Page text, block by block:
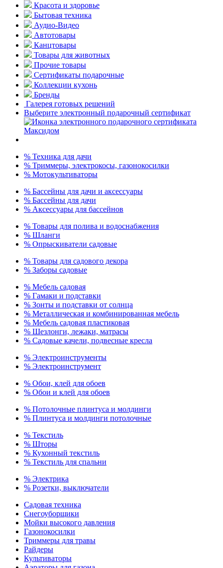
Красота и здоровье
Бытовая техника
Аудио-Видео
Автотовары
Канцтовары
Товары для животных
Прочие товары
Сертификаты подарочные
Коллекции кухонь
Бренды
Галерея готовых решений
Выберите электронный подарочный сертификат
% Техника для дачи
% Триммеры, электрокосы, газонокосилки
% Мотокультиваторы
% Бассейны для дачи и аксессуары
% Бассейны для дачи
% Аксессуары для бассейнов
% Товары для полива и водоснабжения
% Шланги
% Опрыскиватели садовые
% Товары для садового декора
% Заборы садовые
% Мебель садовая
% Гамаки и подставки
% Зонты и подставки от солнца
% Металлическая и комбинированная мебель
% Мебель садовая пластиковая
% Шезлонги, лежаки, матрасы
% Садовые качели, подвесные кресла
% Электроинструменты
% Электроинструмент
% Обои, клей для обоев
% Обои и клей для обоев
% Потолочные плинтуса и молдинги
% Плинтуса и молдинги потолочные
% Текстиль
% Шторы
% Кухонный текстиль
% Текстиль для спальни
% Электрика
% Розетки, выключатели
Садовая техника
Снегоуборщики
Мойки высокого давления
Газонокосилки
Триммеры для травы
Райдеры
Культиваторы